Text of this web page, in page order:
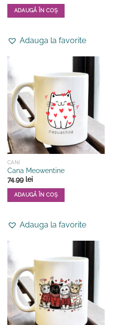
ADAUGĂ ÎN COȘ
Adauga la favorite
CANI
Cana Meowentine
74.99 lei
ADAUGĂ ÎN COȘ
Adauga la favorite